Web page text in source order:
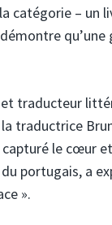
catégorie – un
traducteur
traductrice
le cœur
portugais, a
».